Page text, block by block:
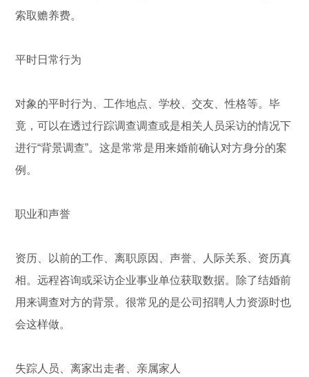
索取赡养费。
平时日常行为
对象的平时行为、工作地点、学校、交友、性格等。毕
竟，可以在透过行踪调查调查或是相关人员采访的情况下
进行“背景调查”。这是常常是用来婚前确认对方身分的案
例。
职业和声誉
资历、以前的工作、离职原因、声誉、人际关系、资历真
相。远程咨询或采访企业事业单位获取数据。除了结婚前
用来调查对方的背景。很常见的是公司招聘人力资源时也
会这样做。
失踪人员、离家出走者、亲属家人